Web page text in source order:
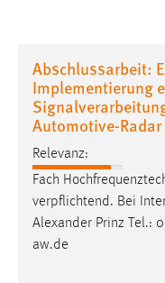
Abschlussarbeit:
Implementierung
Automotive-
Relevanz:
Fach
verpflichtend. Bei
Alexander Prinz Tel.:
aw.de
Performance
Name:
staticfilecache
Zweck:
Für performante
gespeichert, ob
Sprachpräferenz